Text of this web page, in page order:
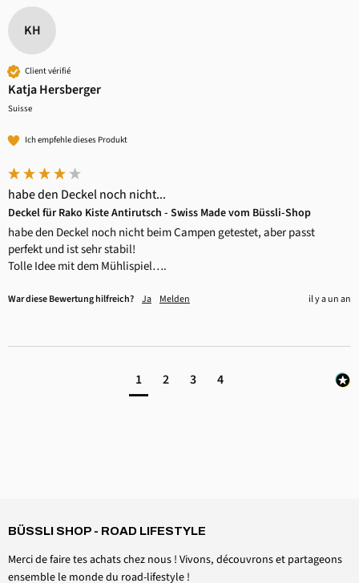
KH
Client vérifié
Katja Hersberger
Suisse
Ich empfehle dieses Produkt
habe den Deckel noch nicht...
Deckel für Rako Kiste Antirutsch - Swiss Made vom Büssli-Shop
habe den Deckel noch nicht beim Campen getestet, aber passt
perfekt und ist sehr stabil!
Tolle Idee mit dem Mühlispiel….
War diese Bewertung hilfreich? Ja Melden il y a un an
1 2 3 4
BÜSSLI SHOP - ROAD LIFESTYLE
Merci de faire tes achats chez nous ! Vivons, découvrons et partageons
ensemble le monde du road-lifestyle !
Daniel Aeschbach
Accessoires casquette de toit Kit de serrage pare-brise
Tout est parfait, comme prévu
Twitter